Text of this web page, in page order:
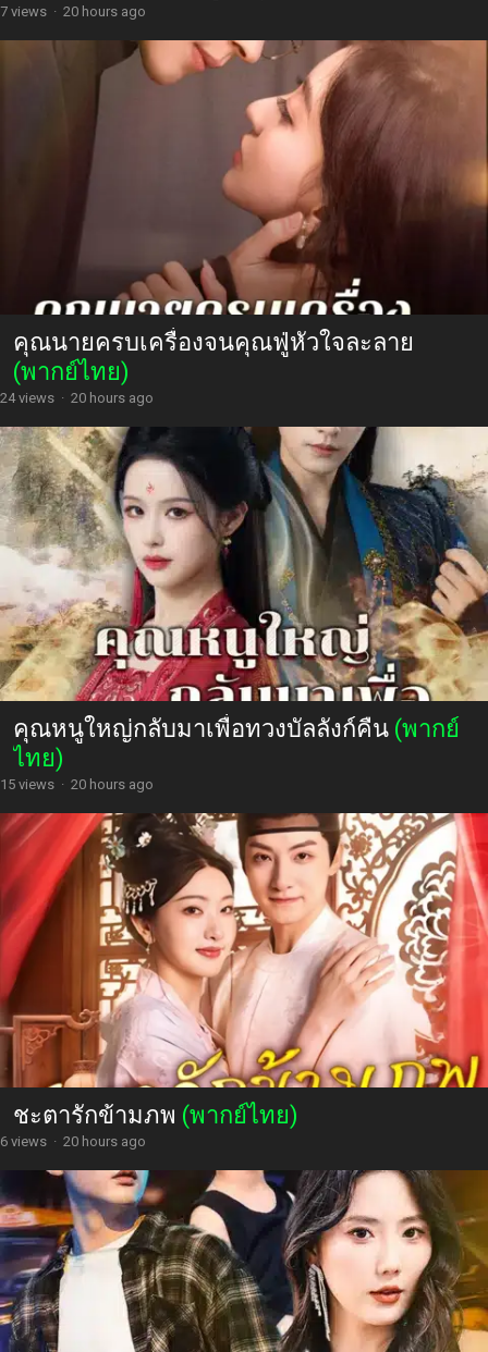
7 views · 20 hours ago
คุณนายครบเครื่องจนคุณฟู่หัวใจละลาย
(พากย์ไทย)
24 views · 20 hours ago
คุณหนูใหญ่กลับมาเพื่อทวงบัลลังก์คืน (พากย์
ไทย)
15 views · 20 hours ago
ชะตารักข้ามภพ (พากย์ไทย)
6 views · 20 hours ago